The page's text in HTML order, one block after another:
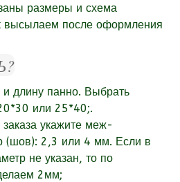
размеры и схема
высылаем после оформления
длину панно. Выбрать
или 25*40;.
укажите меж-
(шов): 2,3 или 4 мм. Если в
не указан, то по
2мм;